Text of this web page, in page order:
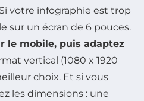
votre infographie est trop
sur un écran de 6 pouces.
le mobile, puis adaptez
vertical (1080 x 1920
choix. Et si vous
les dimensions : une